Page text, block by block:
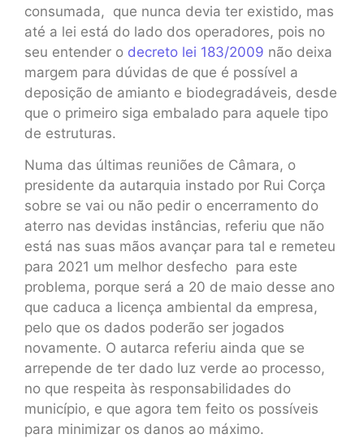
consumada, que nunca devia ter existido, mas
até a lei está do lado dos operadores, pois no
seu entender o decreto lei 183/2009 não deixa
margem para dúvidas de que é possível a
deposição de amianto e biodegradáveis, desde
que o primeiro siga embalado para aquele tipo
de estruturas.
Numa das últimas reuniões de Câmara, o
presidente da autarquia instado por Rui Corça
sobre se vai ou não pedir o encerramento do
aterro nas devidas instâncias, referiu que não
está nas suas mãos avançar para tal e remeteu
para 2021 um melhor desfecho para este
problema, porque será a 20 de maio desse ano
que caduca a licença ambiental da empresa,
pelo que os dados poderão ser jogados
novamente. O autarca referiu ainda que se
arrepende de ter dado luz verde ao processo,
no que respeita às responsabilidades do
município, e que agora tem feito os possíveis
para minimizar os danos ao máximo.